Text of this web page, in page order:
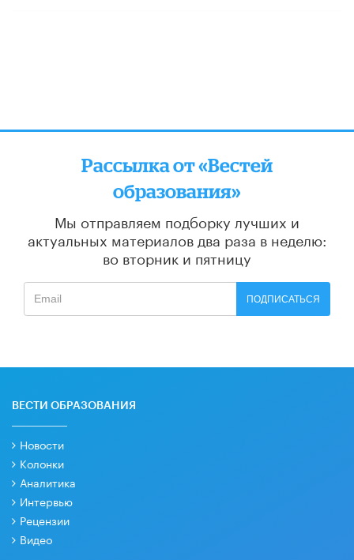
Рассылка от «Вестей
образования»
Мы отправляем подборку лучших и
актуальных материалов два раза в неделю:
во вторник и пятницу
ПОДПИСАТЬСЯ
ВЕСТИ ОБРАЗОВАНИЯ
Новости
Колонки
Аналитика
Интервью
Рецензии
Видео